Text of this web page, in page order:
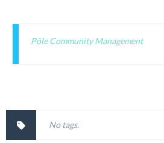
Pôle Community Management
No tags.